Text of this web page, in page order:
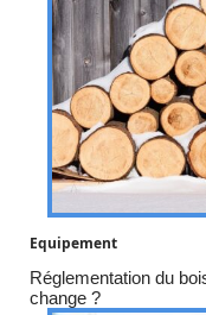
Equipement
Réglementation du
change ?